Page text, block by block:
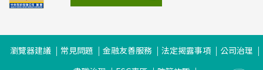
瀏覽器建議 常見問題 金融友善服務 法定揭露事項
公司治理